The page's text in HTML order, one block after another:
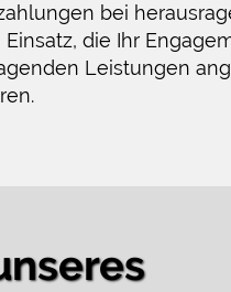
bei
die Ihr
Leistungen